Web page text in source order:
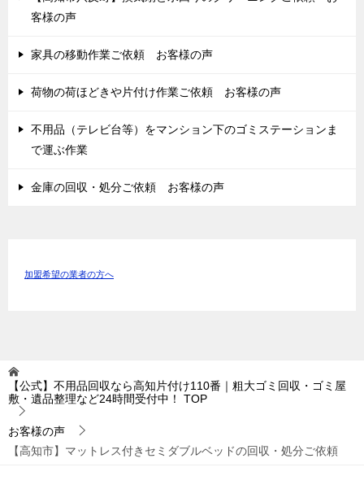
客様の声
家具の移動作業ご依頼 お客様の声
荷物の荷ほどきや片付け作業ご依頼 お客様の声
不用品（テレビ台等）をマンション下のゴミステーションま
で運ぶ作業
金庫の回収・処分ご依頼 お客様の声
加盟希望の業者の方へ
【公式】不用品回収なら高知片付け110番｜粗大ゴミ回収・ゴミ屋
敷・遺品整理など24時間受付中！
TOP
お客様の声
【高知市】マットレス付きセミダブルベッドの回収・処分ご依頼